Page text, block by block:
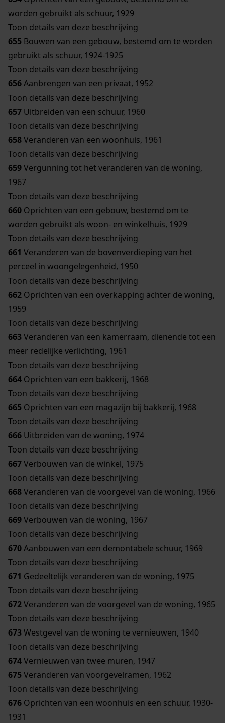
worden gebruikt als schuur, 1929
Toon details van deze beschrijving
655 Bouwen van een gebouw, bestemd om te worden
gebruikt als schuur, 1924-1925
Toon details van deze beschrijving
656Aanbrengen van een privaat, 1952
Toon details van deze beschrijving
657 Uitbreiden van een schuur, 1960
Toon details van deze beschrijving
658Veranderen van een woonhuis, 1961
Toon details van deze beschrijving
659Vergunning tot het veranderen van de woning,
1967
Toon details van deze beschrijving
660 Oprichten van een gebouw, bestemd om te
worden gebruikt als woon- en winkelhuis, 1929
Toon details van deze beschrijving
661 Veranderen van de bovenverdieping van het
perceel in woongelegenheid, 1950
Toon details van deze beschrijving
662 Oprichten van een overkapping achter de woning,
1959
Toon details van deze beschrijving
663Veranderen van een kamerraam, dienende tot een
meer redelijke verlichting, 1961
Toon details van deze beschrijving
664 Oprichten van een bakkerij, 1968
Toon details van deze beschrijving
665 Oprichten van een magazijn bij bakkerij, 1968
Toon details van deze beschrijving
666 Uitbreiden van de woning, 1974
Toon details van deze beschrijving
667Verbouwen van de winkel, 1975
Toon details van deze beschrijving
668Veranderen van de voorgevel van de woning, 1966
Toon details van deze beschrijving
669Verbouwen van de woning, 1967
Toon details van deze beschrijving
670Aanbouwen van een demontabele schuur, 1969
Toon details van deze beschrijving
671 Gedeeltelijk veranderen van de woning, 1975
Toon details van deze beschrijving
672Veranderen van de voorgevel van de woning, 1965
Toon details van deze beschrijving
673Westgevel van de woning te vernieuwen, 1940
Toon details van deze beschrijving
674Vernieuwen van twee muren, 1947
675Veranderen van voorgevelramen, 1962
Toon details van deze beschrijving
676 Oprichten van een woonhuis en een schuur, 1930-
1931